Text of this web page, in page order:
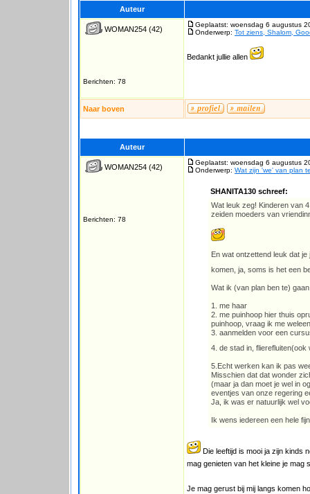
Auteur
WOMAN254 (42)
Berichten: 78
Geplaatst: woensdag 6 augustus
Onderwerp: Tot ziens, Shalom,
Bedankt jullie allen
Naar boven
Auteur
WOMAN254 (42)
Berichten: 78
Geplaatst: woensdag 6 augustus
Onderwerp: Wat zijn 'we' van plan
SHANITA130 schreef:
Wat leuk zeg! Kinderen van
zeiden moeders van
En wat ontzettend leuk dat
komen, ja, soms is het een
Wat ik (van plan ben te)
1. me haar
2. me puinhoop hier thuis
puinhoop, vraag ik me
3. aanmelden voor een
4. de stad in,
5.Echt werken kan ik pas
Misschien dat dat wonder
(maar ja dan moet je wel in
eventjes van onze regering
Ja, ik was er natuurlijk wel
Ik wens iedereen een hele
Die leeftijd is mooi ja zijn kinds
mag genieten van het kleine je mag
Je mag gerust bij mij langs komen